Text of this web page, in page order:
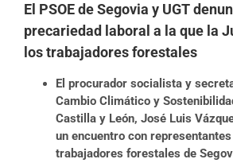
El PSOE de Segovia y UGT
precariedad laboral a la que la
los trabajadores forestales
El procurador socialista y
Cambio Climático y
Castilla y León, José Luis
un encuentro con
trabajadores forestales de